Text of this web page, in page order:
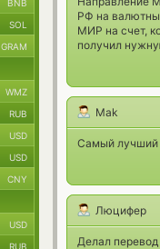
РФ на
МИР на счет,
получил
Mak
Самый лучший
Люцифер
Делал
BNB
SOL
GRAM
WMZ
RUB
USD
USD
CNY
USD
RUB